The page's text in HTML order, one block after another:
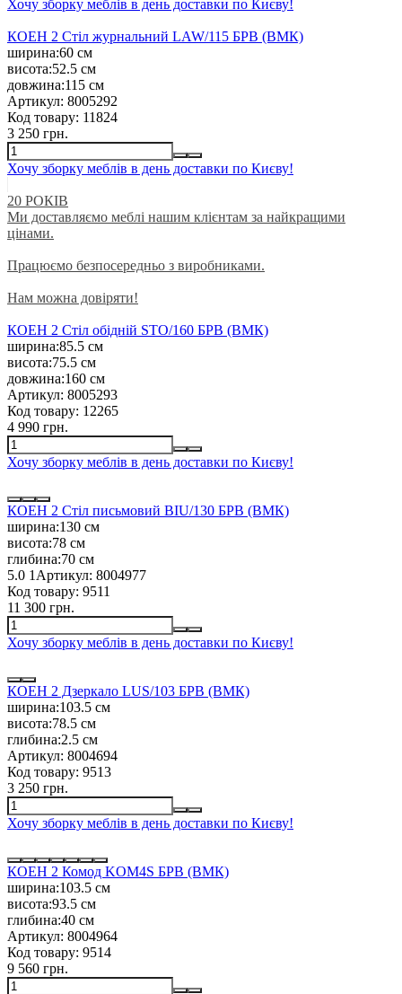
Хочу зборку меблів в день доставки по Києву!
КОЕН 2 Стіл журнальний LAW/115 БРВ (ВМК)
ширина:60 см
висота:52.5 см
довжина:115 см
Артикул: 8005292
Код товару: 11824
3 250 грн.
Хочу зборку меблів в день доставки по Києву!
20 РОКІВ
Ми доставляємо меблі нашим клієнтам за найкращими
цінами.
Працюємо безпосередньо з виробниками.
Нам можна довіряти!
КОЕН 2 Стіл обідній STO/160 БРВ (ВМК)
ширина:85.5 см
висота:75.5 см
довжина:160 см
Артикул: 8005293
Код товару: 12265
4 990 грн.
Хочу зборку меблів в день доставки по Києву!
КОЕН 2 Стіл письмовий BIU/130 БРВ (ВМК)
ширина:130 см
висота:78 см
глибина:70 см
5.0 1 Артикул: 8004977
Код товару: 9511
11 300 грн.
Хочу зборку меблів в день доставки по Києву!
КОЕН 2 Дзеркало LUS/103 БРВ (ВМК)
ширина:103.5 см
висота:78.5 см
глибина:2.5 см
Артикул: 8004694
Код товару: 9513
3 250 грн.
Хочу зборку меблів в день доставки по Києву!
КОЕН 2 Комод KOM4S БРВ (ВМК)
ширина:103.5 см
висота:93.5 см
глибина:40 см
Артикул: 8004964
Код товару: 9514
9 560 грн.